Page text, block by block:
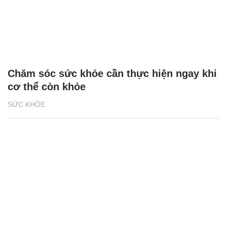
SỨC KHỎE
Chăm sóc sức khỏe cần thực hiện ngay khi
cơ thể còn khỏe